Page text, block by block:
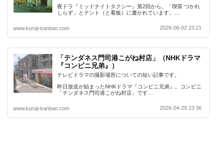
夜ドラ『ミッドナイトタクシー』第2回から。「喫茶 つかれ
しらず」とテント（と看板）に書かれています。…
www.kuroji-kanban.com 2026-06-02 23:21
「テンダネス門司港こがね村店」（NHKドラマ
『コンビニ兄弟』）
テレビドラマの撮影場所についての短い記事です。
昨日放送が始まったNHKドラマ『コンビニ兄弟』。コンビニ
「テンダネス門司港こがね村店」です…
www.kuroji-kanban.com 2026-04-29 23:36